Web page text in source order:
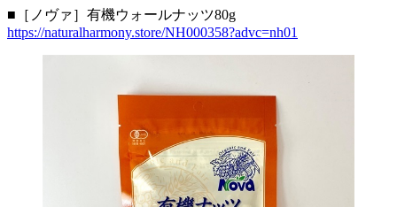
■［ノヴァ］有機ウォールナッツ80g
https://naturalharmony.store/NH000358?advc=nh01